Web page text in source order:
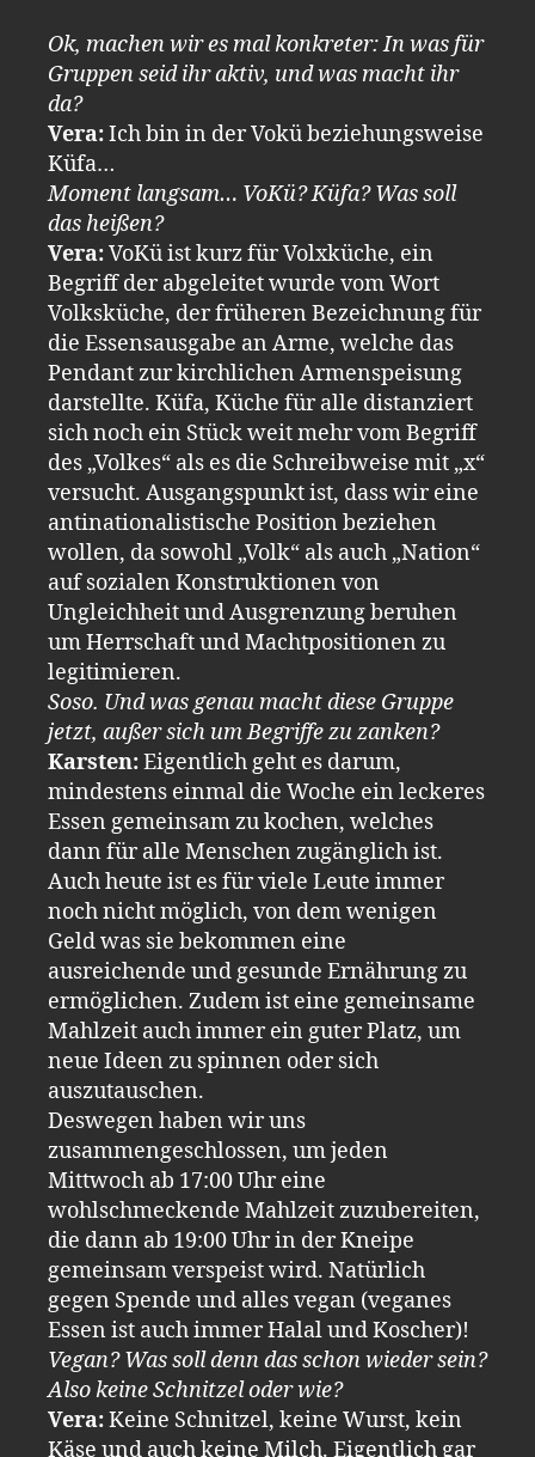
Ok, machen wir es mal konkreter: In was für
Gruppen seid ihr aktiv, und was macht ihr
da?
Vera:Ich bin in der Vokü beziehungsweise
Küfa…
Moment langsam… VoKü? Küfa? Was soll
das heißen?
Vera:VoKü ist kurz für Volxküche, ein
Begriff der abgeleitet wurde vom Wort
Volksküche, der früheren Bezeichnung für
die Essensausgabe an Arme, welche das
Pendant zur kirchlichen Armenspeisung
darstellte. Küfa, Küche für alle distanziert
sich noch ein Stück weit mehr vom Begriff
des „Volkes“ als es die Schreibweise mit „x“
versucht. Ausgangspunkt ist, dass wir eine
antinationalistische Position beziehen
wollen, da sowohl „Volk“ als auch „Nation“
auf sozialen Konstruktionen von
Ungleichheit und Ausgrenzung beruhen
um Herrschaft und Machtpositionen zu
legitimieren.
Soso. Und was genau macht diese Gruppe
jetzt, außer sich um Begriffe zu zanken?
Karsten:Eigentlich geht es darum,
mindestens einmal die Woche ein leckeres
Essen gemeinsam zu kochen, welches
dann für alle Menschen zugänglich ist.
Auch heute ist es für viele Leute immer
noch nicht möglich, von dem wenigen
Geld was sie bekommen eine
ausreichende und gesunde Ernährung zu
ermöglichen. Zudem ist eine gemeinsame
Mahlzeit auch immer ein guter Platz, um
neue Ideen zu spinnen oder sich
auszutauschen.
Deswegen haben wir uns
zusammengeschlossen, um jeden
Mittwoch ab 17:00 Uhr eine
wohlschmeckende Mahlzeit zuzubereiten,
die dann ab 19:00 Uhr in der Kneipe
gemeinsam verspeist wird. Natürlich
gegen Spende und alles vegan (veganes
Essen ist auch immer Halal und Koscher)!
Vegan? Was soll denn das schon wieder sein?
Also keine Schnitzel oder wie?
Vera:Keine Schnitzel, keine Wurst, kein
Käse und auch keine Milch. Eigentlich gar